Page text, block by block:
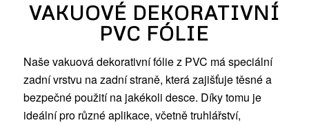
VAKUOVÉ DEKORATIVNÍ
PVC FÓLIE
Naše vakuová dekorativní fólie z PVC má speciální
zadní vrstvu na zadní straně, která zajišťuje těsné a
bezpečné použití na jakékoli desce. Díky tomu je
ideální pro různé aplikace, včetně truhlářství,